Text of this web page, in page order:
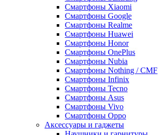
Смартфоны Xiaomi
Смартфоны Google
Смартфоны Realme
Смартфоны Huawei
Смартфоны Honor
Смартфоны OnePlus
Смартфоны Nubia
Смартфоны Nothing / CMF
Смартфоны Infinix
Смартфоны Tecno
Смартфоны Asus
Смартфоны Vivo
Смартфоны Oppo
Аксессуары и гаджеты